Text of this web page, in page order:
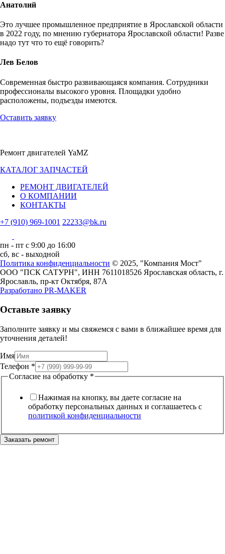
Анатолий
Это лучшее промышленное предприятие в Ярославской области
в 2022 году, по мнению губернатора Ярославской области! Разве
надо тут что то ещё говорить?
Лев Белов
Современная быстро развивающаяся компания. Сотрудники
профессионалы высокого уровня. Площадки удобно
расположены, подъезды имеются.
Оставить заявку
Ремонт двигателей YaMZ
КАТАЛОГ ЗАПЧАСТЕЙ
РЕМОНТ ДВИГАТЕЛЕЙ
О КОМПАНИИ
КОНТАКТЫ
+7 (910) 969-1001 22233@bk.ru
пн - пт с 9:00 до 16:00
сб, вс - выходной
Политика конфиденциальности © 2025, "Компания Мост"
ООО "ПСК САТУРН", ИНН 7611018526 Ярославская область, г.
Ярославль, пр-кт Октября, 87А
Разработано PR-MAKER
Оставьте заявку
Заполните заявку и мы свяжемся с вами в ближайшее время для
уточнения деталей!
на
обработку
Согласие
Имя
Телефон *
Согласие на обработку *
Нажимая на кнопку, вы даете согласие на
обработку персональных данных и соглашаетесь c
политикой конфиденциальности
Заказать ремонт